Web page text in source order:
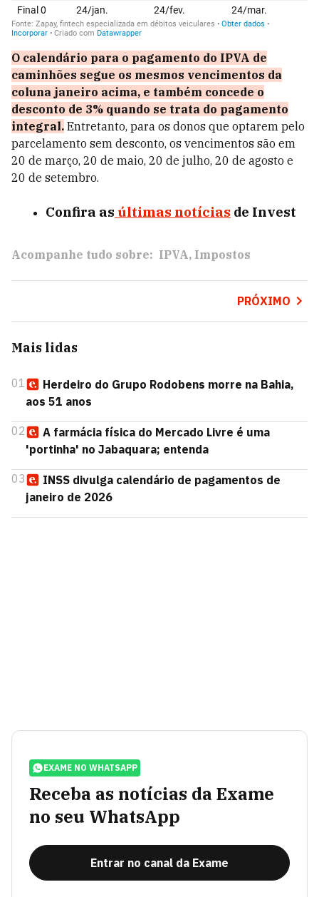
O calendário para o pagamento do IPVA de
caminhões segue os mesmos vencimentos da
coluna janeiro acima, e também concede o
desconto de 3% quando se trata do pagamento
integral. Entretanto, para os donos que optarem pelo
parcelamento sem desconto, os vencimentos são em
20 de março, 20 de maio, 20 de julho, 20 de agosto e
20 de setembro.​
Confira as últimas notícias de Invest
Acompanhe tudo sobre: IPVA Impostos
PRÓXIMO
Mais lidas
01
Herdeiro do Grupo Rodobens morre na Bahia,
aos 51 anos
02
A farmácia física do Mercado Livre é uma
'portinha' no Jabaquara; entenda
03
INSS divulga calendário de pagamentos de
janeiro de 2026
EXAME NO WHATSAPP
Receba as notícias da Exame
no seu WhatsApp
Entrar no canal da Exame